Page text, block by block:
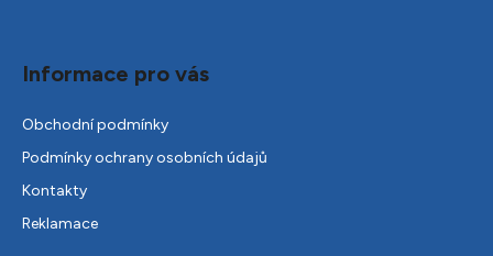
Informace pro vás
Obchodní podmínky
Podmínky ochrany osobních údajů
Kontakty
Reklamace